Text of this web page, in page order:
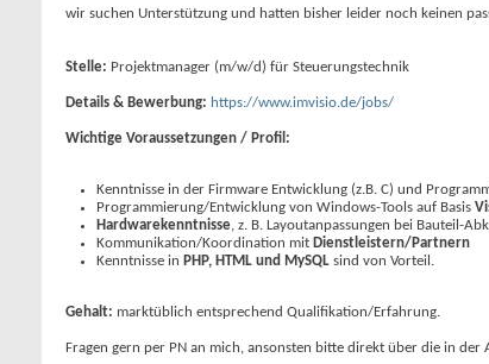
wir suchen Unterstützung und hatten bisher leider noch keinen
Stelle: Projektmanager (m/w/d) für Steuerungstechnik
Details & Bewerbung: https://www.imvisio.de/jobs/
Wichtige Voraussetzungen / Profil:
Kenntnisse in der Firmware Entwicklung (z.B. C) und
Programmierung/Entwicklung von Windows-Tools auf Basis
Hardwarekenntnisse, z. B. Layoutanpassungen bei Bauteil-
Kommunikation/Koordination mit Dienstleistern/Partnern
Kenntnisse in PHP, HTML und MySQL sind von Vorteil.
Gehalt: marktüblich entsprechend Qualifikation/Erfahrung.
Fragen gern per PN an mich, ansonsten bitte direkt über die in der